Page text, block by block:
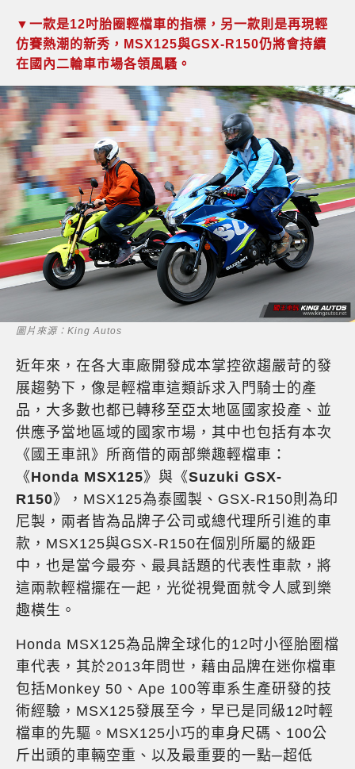
▼一款是12吋胎圈輕檔車的指標，另一款則是再現輕
仿賽熱潮的新秀，MSX125與GSX-R150仍將會持續
在國內二輪車市場各領風騷。
圖片來源：King Autos
近年來，在各大車廠開發成本掌控欲趨嚴苛的發
展趨勢下，像是輕檔車這類訴求入門騎士的產
品，大多數也都已轉移至亞太地區國家投產、並
供應予當地區域的國家市場，其中也包括有本次
《國王車訊》所商借的兩部樂趣輕檔車：
《Honda MSX125》與《Suzuki GSX-
R150》，MSX125為泰國製、GSX-R150則為印
尼製，兩者皆為品牌子公司或總代理所引進的車
款，MSX125與GSX-R150在個別所屬的級距
中，也是當今最夯、最具話題的代表性車款，將
這兩款輕檔擺在一起，光從視覺面就令人感到樂
趣橫生。
Honda MSX125為品牌全球化的12吋小徑胎圈檔
車代表，其於2013年問世，藉由品牌在迷你檔車
包括Monkey 50、Ape 100等車系生產研發的技
術經驗，MSX125發展至今，早已是同級12吋輕
檔車的先驅。MSX125小巧的車身尺碼、100公
斤出頭的車輛空重、以及最重要的一點─超低